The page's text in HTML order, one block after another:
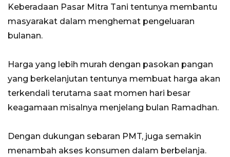
Keberadaan Pasar Mitra Tani tentunya membantu
masyarakat dalam menghemat pengeluaran
bulanan.
Harga yang lebih murah dengan pasokan pangan
yang berkelanjutan tentunya membuat harga akan
terkendali terutama saat momen hari besar
keagamaan misalnya menjelang bulan Ramadhan.
Dengan dukungan sebaran PMT, juga semakin
menambah akses konsumen dalam berbelanja.